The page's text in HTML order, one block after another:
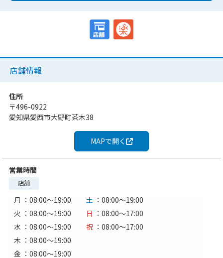
店舗情報
住所
〒496-0922
愛知県愛西市大野町茶木38
MAPで開く
営業時間
店舗
月 ：08:00〜19:00
火 ：08:00〜19:00
水 ：08:00〜19:00
木 ：08:00〜19:00
金 ：08:00〜19:00
土 ：08:00〜19:00
日 ：08:00〜17:00
祝 ：08:00〜17:00